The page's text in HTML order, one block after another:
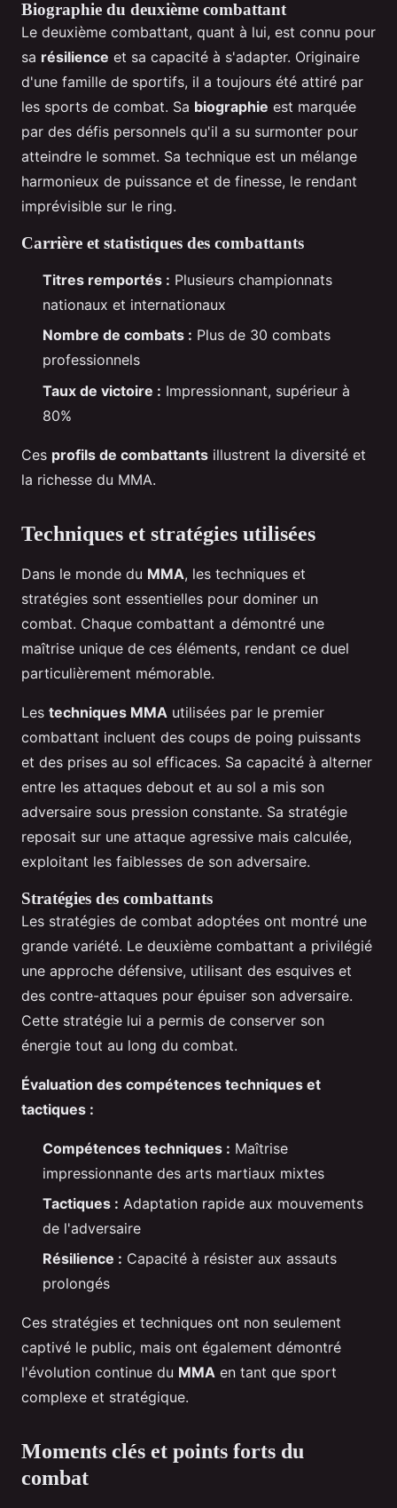
Biographie du deuxième combattant
Le deuxième combattant, quant à lui, est connu pour
sa résilience et sa capacité à s'adapter. Originaire
d'une famille de sportifs, il a toujours été attiré par
les sports de combat. Sa biographie est marquée
par des défis personnels qu'il a su surmonter pour
atteindre le sommet. Sa technique est un mélange
harmonieux de puissance et de finesse, le rendant
imprévisible sur le ring.
Carrière et statistiques des combattants
Titres remportés : Plusieurs championnats
nationaux et internationaux
Nombre de combats : Plus de 30 combats
professionnels
Taux de victoire : Impressionnant, supérieur à
80%
Ces profils de combattants illustrent la diversité et
la richesse du MMA.
Techniques et stratégies utilisées
Dans le monde du MMA, les techniques et
stratégies sont essentielles pour dominer un
combat. Chaque combattant a démontré une
maîtrise unique de ces éléments, rendant ce duel
particulièrement mémorable.
Les techniques MMA utilisées par le premier
combattant incluent des coups de poing puissants
et des prises au sol efficaces. Sa capacité à alterner
entre les attaques debout et au sol a mis son
adversaire sous pression constante. Sa stratégie
reposait sur une attaque agressive mais calculée,
exploitant les faiblesses de son adversaire.
Stratégies des combattants
Les stratégies de combat adoptées ont montré une
grande variété. Le deuxième combattant a privilégié
une approche défensive, utilisant des esquives et
des contre-attaques pour épuiser son adversaire.
Cette stratégie lui a permis de conserver son
énergie tout au long du combat.
Évaluation des compétences techniques et
tactiques :
Compétences techniques : Maîtrise
impressionnante des arts martiaux mixtes
Tactiques : Adaptation rapide aux mouvements
de l'adversaire
Résilience : Capacité à résister aux assauts
prolongés
Ces stratégies et techniques ont non seulement
captivé le public, mais ont également démontré
l'évolution continue du MMA en tant que sport
complexe et stratégique.
Moments clés et points forts du
combat